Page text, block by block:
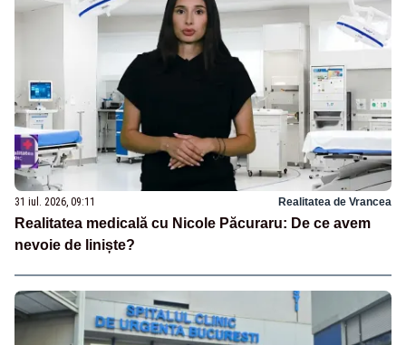
31 iul. 2026, 09:11 Realitatea de Vrancea
Realitatea medicală cu Nicole Păcuraru: De ce avem
nevoie de liniște?